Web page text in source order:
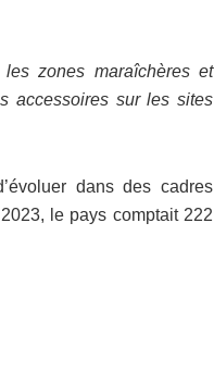
zones maraîchères et
accessoires sur les sites
dans des cadres
le pays comptait 222